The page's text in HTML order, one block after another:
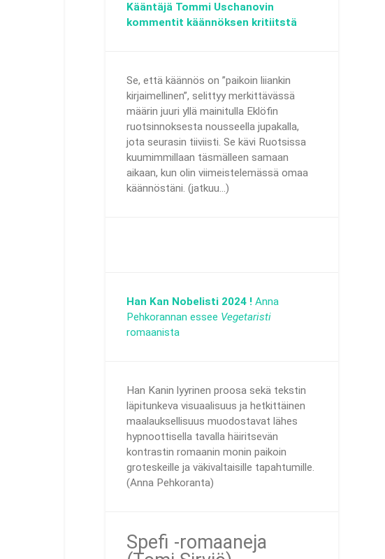
Kääntäjä Tommi Uschanovin
kommentit käännöksen kritiitstä
Se, että käännös on ”paikoin liiankin
kirjaimellinen”, selittyy merkittävässä
määrin juuri yllä mainitulla Eklöfin
ruotsinnoksesta nousseella jupakalla,
jota seurasin tiiviisti. Se kävi Ruotsissa
kuumimmillaan täsmälleen samaan
aikaan, kun olin viimeistelemässä omaa
käännöstäni. (jatkuu...)
Han Kan Nobelisti 2024 ! Anna
Pehkorannan essee Vegetaristi
romaanista
Han Kanin lyyrinen proosa sekä tekstin
läpitunkeva visuaalisuus ja hetkittäinen
maalauksellisuus muodostavat lähes
hypnoottisella tavalla häiritsevän
kontrastin romaanin monin paikoin
groteskeille ja väkivaltaisille tapahtumille.
(Anna Pehkoranta)
Spefi -romaaneja